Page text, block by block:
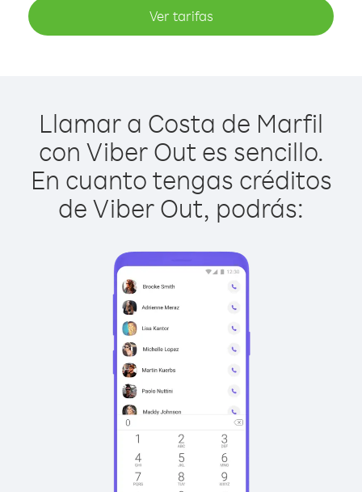
Ver tarifas
Llamar a Costa de Marfil
con Viber Out es sencillo.
En cuanto tengas créditos
de Viber Out, podrás: